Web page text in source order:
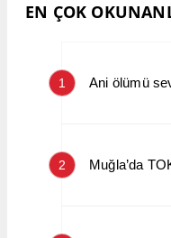
EN ÇOK
1 Ani ölümü
2 Muğla’da